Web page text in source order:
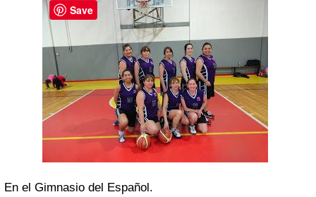
En el Gimnasio del Español.
Save